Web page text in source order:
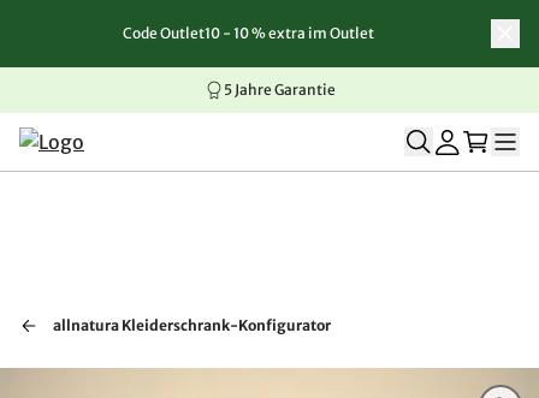
Zum Inhalt springen
Zur Navigation springen
Zum Seitenende springen
Code Outlet10 - 10 % extra im Outlet
5 Jahre Garantie
allnatura Kleiderschrank-Konfigurator